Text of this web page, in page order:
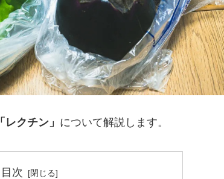
「レクチン」 について解説します。
目次